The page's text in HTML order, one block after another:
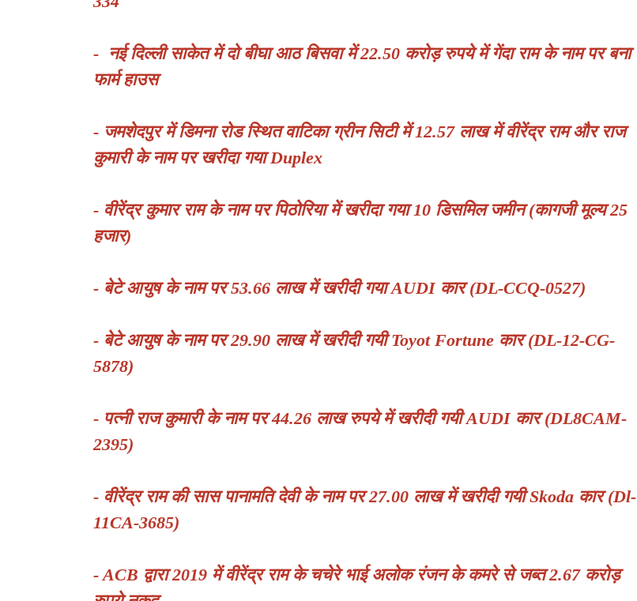
- नई दिल्ली साकेत में दो बीघा आठ बिसवा में 22.50 करोड़ रुपये में गेंदा राम के नाम पर बना
फार्म हाउस
- जमशेदपुर में डिमना रोड स्थित वाटिका ग्रीन सिटी में 12.57 लाख में वीरेंद्र राम और राज
कुमारी के नाम पर खरीदा गया Duplex
- वीरेंद्र कुमार राम के नाम पर पिठोरिया में खरीदा गया 10 डिसमिल जमीन (कागजी मूल्य 25
हजार)
- बेटे आयुष के नाम पर 53.66 लाख में खरीदी गया AUDI कार (DL-CCQ-0527)
- बेटे आयुष के नाम पर 29.90 लाख में खरीदी गयी Toyot Fortune कार (DL-12-CG-
5878)
- पत्नी राज कुमारी के नाम पर 44.26 लाख रुपये में खरीदी गयी AUDI कार (DL8CAM-
2395)
- वीरेंद्र राम की सास पानामति देवी के नाम पर 27.00 लाख में खरीदी गयी Skoda कार (Dl-
11CA-3685)
- ACB द्वारा 2019 में वीरेंद्र राम के चचेरे भाई अलोक रंजन के कमरे से जब्त 2.67 करोड़